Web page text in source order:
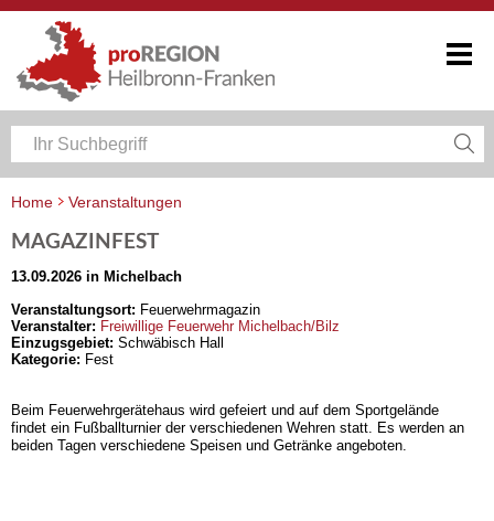
Home
Veranstaltungen
MAGAZINFEST
13.09.2026 in Michelbach
Veranstaltungsort: Feuerwehrmagazin
Veranstalter: Freiwillige Feuerwehr Michelbach/Bilz
Einzugsgebiet: Schwäbisch Hall
Kategorie: Fest
Beim Feuerwehrgerätehaus wird gefeiert und auf dem Sportgelände
findet ein Fußballturnier der verschiedenen Wehren statt. Es werden an
beiden Tagen verschiedene Speisen und Getränke angeboten.